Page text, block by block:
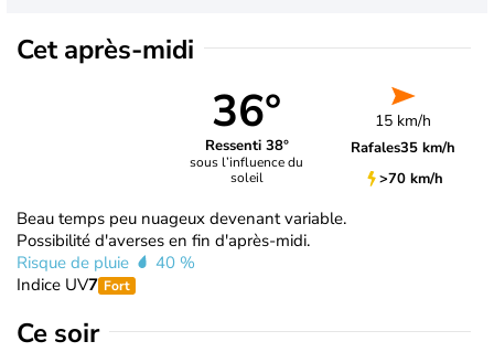
Cet après-midi
36°
Ressenti 38°
sous l’influence du
soleil
15 km/h
Rafales35 km/h
>70 km/h
Beau temps peu nuageux devenant variable.
Possibilité d'averses en fin d'après-midi.
Risque de pluie
40 %
Indice UV7 Fort
Ce soir